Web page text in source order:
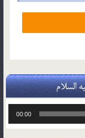
السلام
00:00